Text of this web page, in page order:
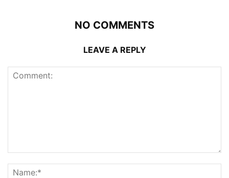
NO COMMENTS
LEAVE A REPLY